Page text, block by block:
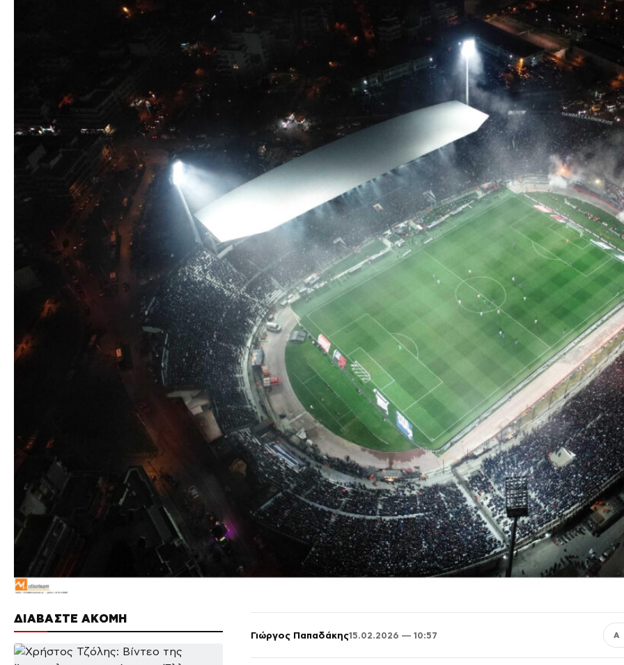
ΔΙΑΒΑΣΤΕ ΑΚΟΜΗ
Γιώργος Παπαδάκης15.02.2026 — 10:57 Α